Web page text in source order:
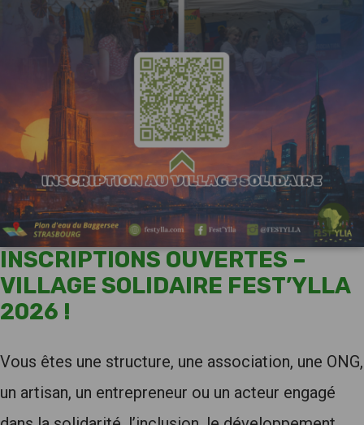
INSCRIPTIONS OUVERTES –
VILLAGE SOLIDAIRE FEST’YLLA
2026 !
Vous êtes une structure, une association, une ONG,
un artisan, un entrepreneur ou un acteur engagé